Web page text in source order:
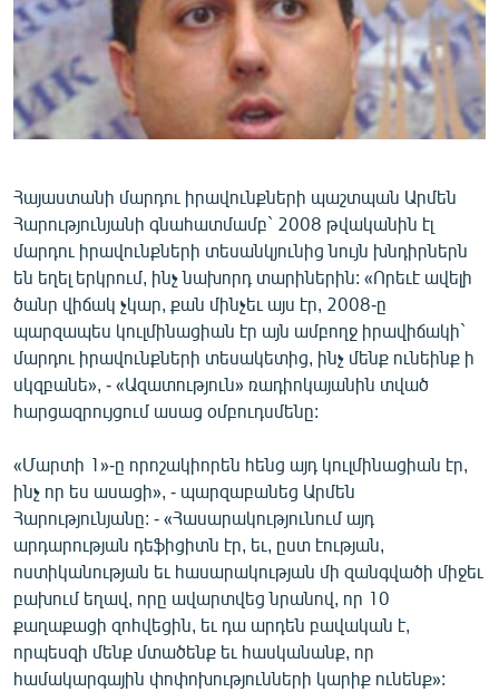
ՄՇԱԿՈՒՅԹ
ՍՊՈՐՏ
ՄԵԿՆԱԲԱՆՈՒԹՅՈՒՆ
ԿՈՐՈՆԱՎԻՐՈՒՍ
ԱՐԽԻՎ
ՏԵՍԱՆՅՈՒԹԵՐ
ԲԱՆԱՎԵՃ
ՁԳՏԵԼՈՎ ԼԱՎԱԳՈՒՅՆԻՆ
ՓՈԴՔԱՍԹ
English
Русский
ՀԵՏԵՎԵՔ ՄԵԶ
Հայաստանի մարդու իրավունքների պաշտպան Արմեն
Հարությունյանի գնահատմամբ` 2008 թվականին էլ
մարդու իրավունքների տեսանկյունից նույն խնդիրներն
են եղել երկրում, ինչ նախորդ տարիներին: «Որեւէ ավելի
ծանր վիճակ չկար, քան մինչեւ այս էր, 2008-ը
պարզապես կուլմինացիան էր այն ամբողջ իրավիճակի`
մարդու իրավունքների տեսակետից, ինչ մենք ունեինք ի
սկզբանե», - «Ազատություն» ռադիոկայանին տված
հարցազրույցում ասաց օմբուդսմենը:
«Մարտի 1»-ը որոշակիորեն հենց այդ կուլմինացիան էր,
ինչ որ ես ասացի», - պարզաբանեց Արմեն
Հարությունյանը: - «Հասարակությունում այդ
արդարության դեֆիցիտն էր, եւ, ըստ էության,
ոստիկանության եւ հասարակության մի զանգվածի միջեւ
բախում եղավ, որը ավարտվեց նրանով, որ 10
քաղաքացի զոհվեցին, եւ դա արդեն բավական է,
որպեսզի մենք մտածենք եւ հասկանանք, որ
համակարգային փոփոխությունների կարիք ունենք»: